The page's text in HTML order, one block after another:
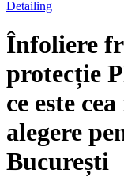
Detailing
Înfoliere
protecție
ce este
alegere
București